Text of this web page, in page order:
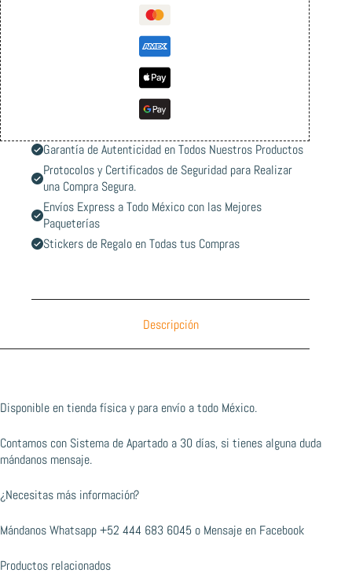
Garantía de Autenticidad en Todos Nuestros Productos
Protocolos y Certificados de Seguridad para Realizar
una Compra Segura.
Envíos Express a Todo México con las Mejores
Paqueterías
Stickers de Regalo en Todas tus Compras
Descripción
Disponible en tienda física y para envío a todo México.
Contamos con Sistema de Apartado a 30 días, si tienes alguna duda
mándanos mensaje.
¿Necesitas más información?
Mándanos Whatsapp+52 444 683 6045 o Mensaje en Facebook
Productos relacionados